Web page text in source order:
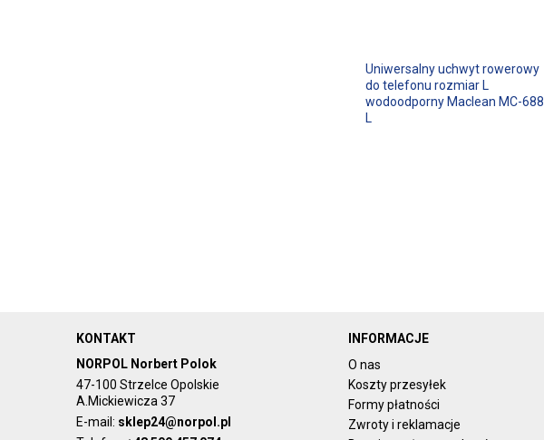
Uniwersalny uchwyt rowerowy
do telefonu rozmiar L
wodoodporny Maclean MC-688
L
KONTAKT
NORPOL Norbert Polok
47-100 Strzelce Opolskie
A.Mickiewicza 37
E-mail: sklep24@norpol.pl
INFORMACJE
O nas
Koszty przesyłek
Formy płatności
Zwroty i reklamacje